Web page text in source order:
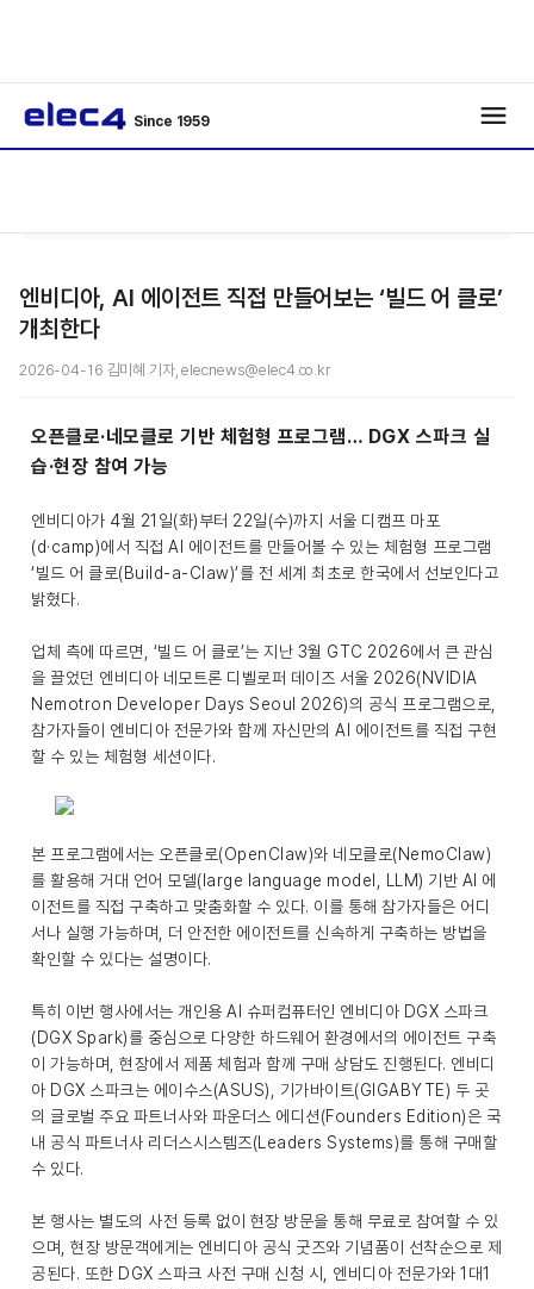
Since 1959
엔비디아, AI 에이전트 직접 만들어보는 ‘빌드 어 클로’
개최한다
2026-04-16 김미혜 기자, elecnews@elec4.co.kr
오픈클로·네모클로 기반 체험형 프로그램… DGX 스파크 실
습·현장 참여 가능
엔비디아가 4월 21일(화)부터 22일(수)까지 서울 디캠프 마포
(d·camp)에서 직접 AI 에이전트를 만들어볼 수 있는 체험형 프로그램
‘빌드 어 클로(Build-a-Claw)’를 전 세계 최초로 한국에서 선보인다고
밝혔다.
업체 측에 따르면, ‘빌드 어 클로’는 지난 3월 GTC 2026에서 큰 관심
을 끌었던 엔비디아 네모트론 디벨로퍼 데이즈 서울 2026(NVIDIA
Nemotron Developer Days Seoul 2026)의 공식 프로그램으로,
참가자들이 엔비디아 전문가와 함께 자신만의 AI 에이전트를 직접 구현
할 수 있는 체험형 세션이다.
본 프로그램에서는 오픈클로(OpenClaw)와 네모클로(NemoClaw)
를 활용해 거대 언어 모델(large language model, LLM) 기반 AI 에
이전트를 직접 구축하고 맞춤화할 수 있다. 이를 통해 참가자들은 어디
서나 실행 가능하며, 더 안전한 에이전트를 신속하게 구축하는 방법을
확인할 수 있다는 설명이다.
특히 이번 행사에서는 개인용 AI 슈퍼컴퓨터인 엔비디아 DGX 스파크
(DGX Spark)를 중심으로 다양한 하드웨어 환경에서의 에이전트 구축
이 가능하며, 현장에서 제품 체험과 함께 구매 상담도 진행된다. 엔비디
아 DGX 스파크는 에이수스(ASUS), 기가바이트(GIGABYTE) 두 곳
의 글로벌 주요 파트너사와 파운더스 에디션(Founders Edition)은 국
내 공식 파트너사 리더스시스템즈(Leaders Systems)를 통해 구매할
수 있다.
본 행사는 별도의 사전 등록 없이 현장 방문을 통해 무료로 참여할 수 있
으며, 현장 방문객에게는 엔비디아 공식 굿즈와 기념품이 선착순으로 제
공된다. 또한 DGX 스파크 사전 구매 신청 시, 엔비디아 전문가와 1대1